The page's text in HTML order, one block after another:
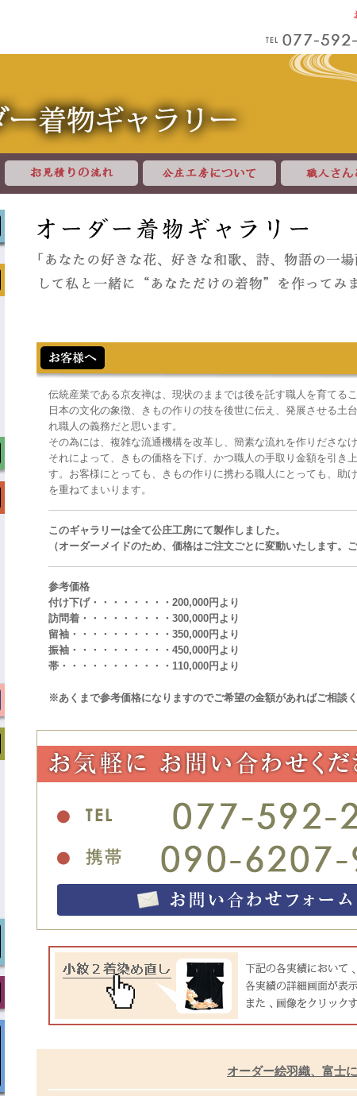
伝統産業である京友禅は、現状のままでは後を託す職人を育てる
日本の文化の象徴、きもの作りの技を後世に伝え、発展させる土
れ職人の義務だと思います。
その為には、複雑な流通機構を改革し、簡素な流れを作りださな
それによって、きもの価格を下げ、かつ職人の手取り金額を引き
す。お客様にとっても、きもの作りに携わる職人にとっても、助
を重ねてまいります。
このギャラリーは全て公庄工房にて製作しました。
（オーダーメイドのため、価格はご注文ごとに変動いたします。
参考価格
付け下げ・・・・・・・・200,000円より
訪問着・・・・・・・・・300,000円より
留袖・・・・・・・・・・350,000円より
振袖・・・・・・・・・・450,000円より
帯・・・・・・・・・・・110,000円より
※あくまで参考価格になりますのでご希望の金額があればご相談
オーダー絵羽織、富士